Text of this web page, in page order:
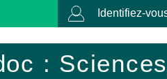
Identifiez-
: